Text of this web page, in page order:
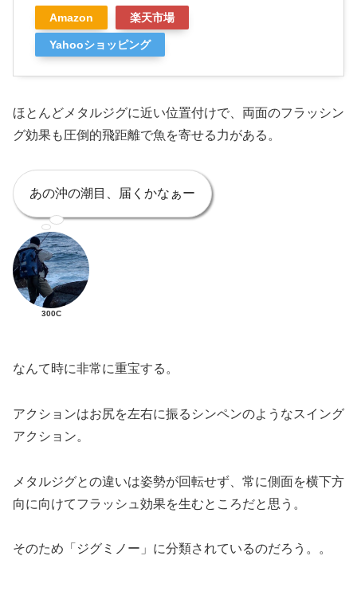
Amazon 楽天市場
Yahooショッピング
ほとんどメタルジグに近い位置付けで、両面のフラッシン
グ効果も圧倒的飛距離で魚を寄せる力がある。
あの沖の潮目、届くかなぁー
300C
なんて時に非常に重宝する。
アクションはお尻を左右に振るシンペンのようなスイング
アクション。
メタルジグとの違いは姿勢が回転せず、常に側面を横下方
向に向けてフラッシュ効果を生むところだと思う。
そのため「ジグミノー」に分類されているのだろう。。